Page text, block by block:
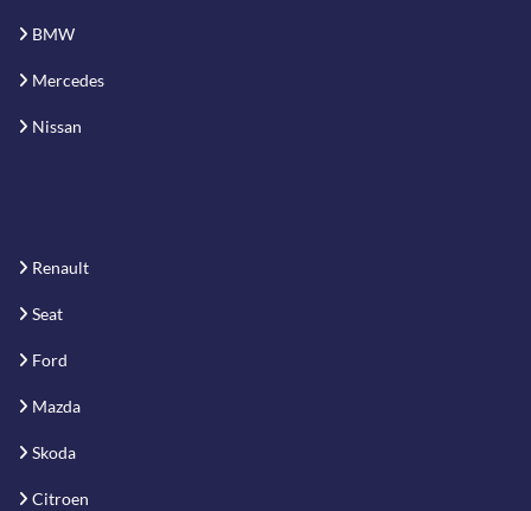
BMW
Mercedes
Nissan
Renault
Seat
Ford
Mazda
Skoda
Citroen